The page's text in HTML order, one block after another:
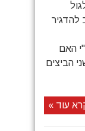
להדגיר
האם
הביצים
עוד »